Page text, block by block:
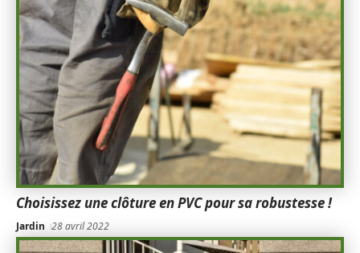
Choisissez une clôture en PVC pour sa robustesse !
Jardin 28 avril 2022